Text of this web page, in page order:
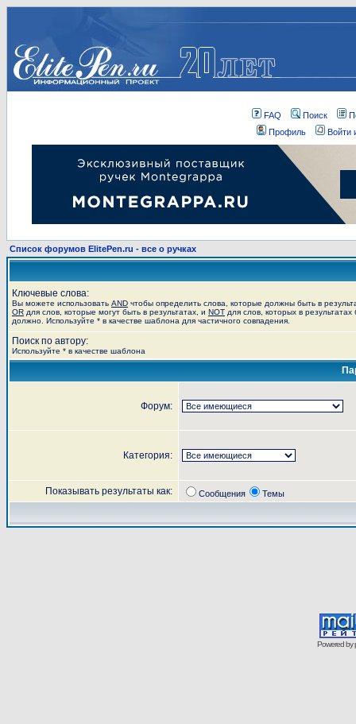
FAQ Поиск
Профиль
Войти
Список форумов ElitePen.ru - все о ручках
Ключевые слова:
Вы можете использовать AND чтобы определить слова, которые должны быть в
OR для слов, которые могут быть в результатах, и NOT для слов, которых в результатах
должно. Используйте * в качестве шаблона для частичного совпадения.
Поиск по автору:
Используйте * в качестве шаблона
Форум:
Категория:
Показывать результаты как: Сообщения Темы
Powered by